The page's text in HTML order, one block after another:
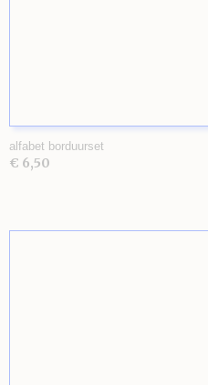
alfabet borduurset
€ 6,50